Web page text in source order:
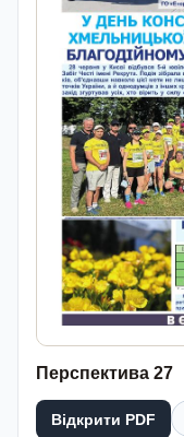
Перспектива 27
Відкрити PDF